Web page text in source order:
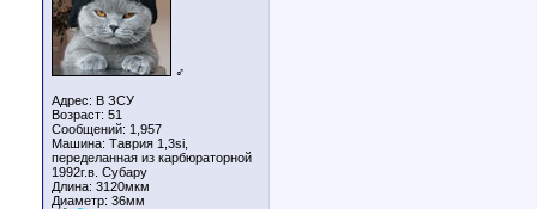
♂
Адрес: В ЗСУ
Возраст: 51
Сообщений: 1,957
Машина: Таврия 1,3si,
переделанная из карбюраторной
1992г.в. Субару
Длина: 3120мкм
Диаметр: 36мм